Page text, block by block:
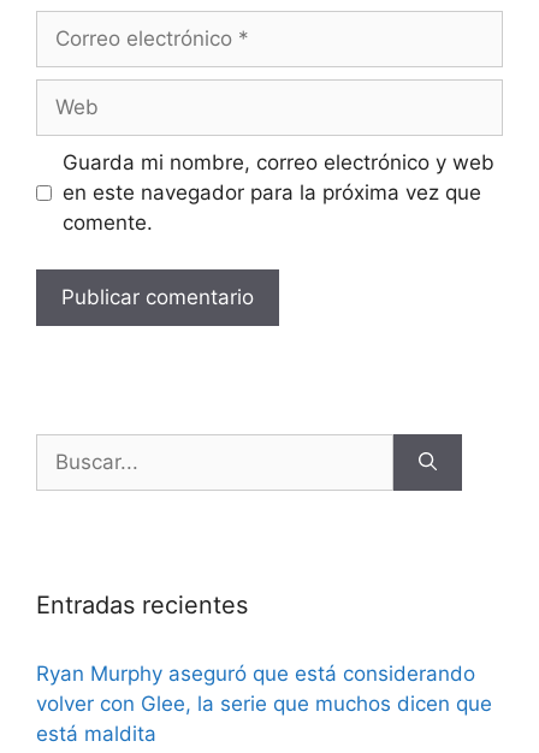
Guarda mi nombre, correo electrónico y web
en este navegador para la próxima vez que
comente.
Entradas recientes
Ryan Murphy aseguró que está considerando
volver con Glee, la serie que muchos dicen que
está maldita